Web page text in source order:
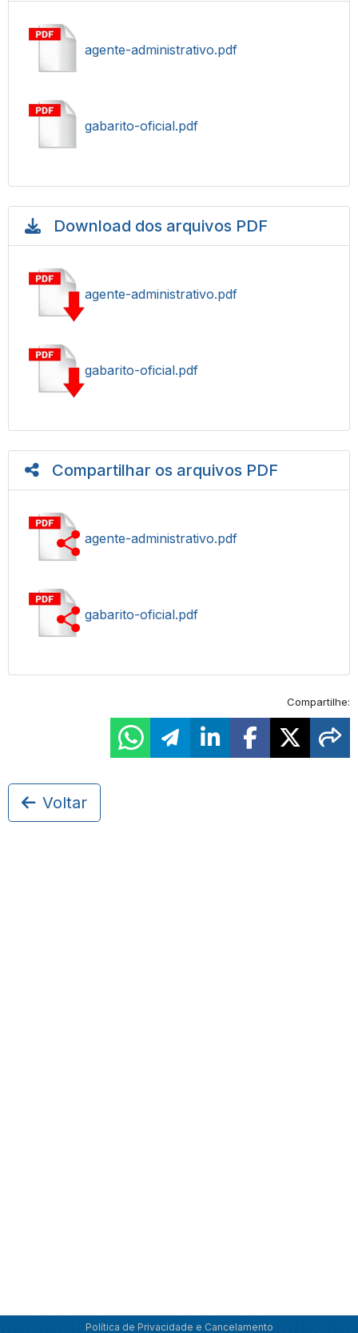
agente-administrativo.pdf
gabarito-oficial.pdf
Download dos arquivos PDF
agente-administrativo.pdf
gabarito-oficial.pdf
Compartilhar os arquivos PDF
agente-administrativo.pdf
gabarito-oficial.pdf
Compartilhe:
Voltar
Política de Privacidade e Cancelamento